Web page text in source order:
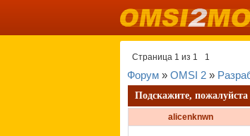
Страница 1 из 1 1
Форум » OMSI 2 »
Подскажите, пожалуйста
alicenknwn